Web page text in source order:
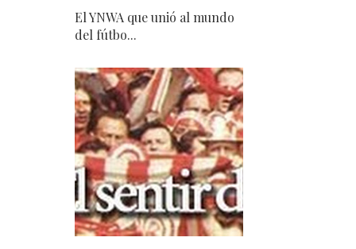
El YNWA que unió al mundo
del fútbo...